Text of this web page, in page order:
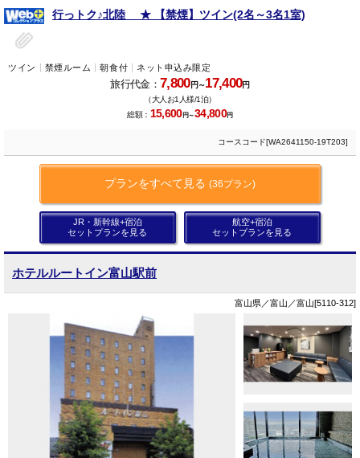
行っトク♪北陸 ★ 【禁煙】ツイン(2名～3名1室)
ツイン 禁煙ルーム 朝食付 ネット申込み限定
旅行代金： 7,800円～17,400円
（大人お1人様/1泊）
総額： 15,600円～34,800円
コースコード[WA2641150-19T203]
プランをすべて見る (36プラン)
JR・新幹線+宿泊
セットプランを見る
航空+宿泊
セットプランを見る
ホテルルートイン富山駅前
富山県／富山／富山[5110-312]